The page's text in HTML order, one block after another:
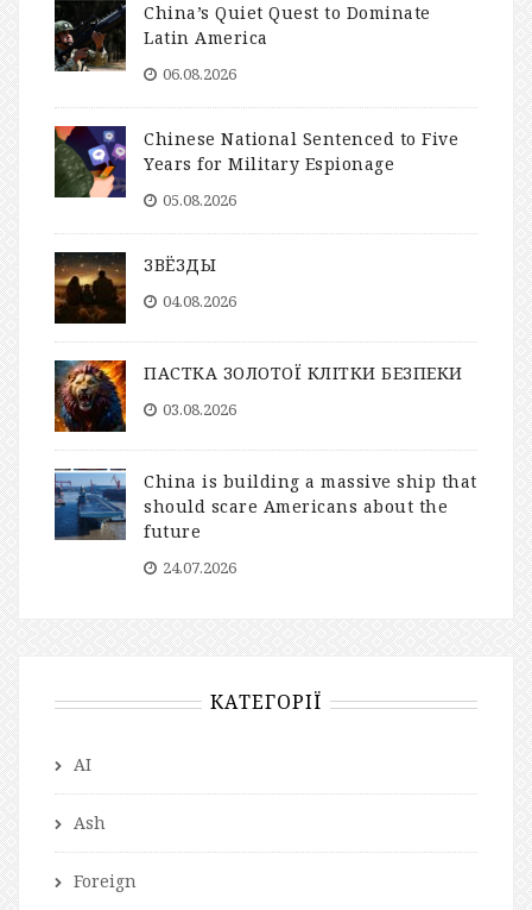
China’s Quiet Quest to Dominate
Latin America
06.08.2026
Chinese National Sentenced to Five
Years for Military Espionage
05.08.2026
ЗВЁЗДЫ
04.08.2026
ПАСТКА ЗОЛОТОЇ КЛІТКИ БЕЗПЕКИ
03.08.2026
China is building a massive ship that
should scare Americans about the
future
24.07.2026
КАТЕГОРІЇ
AI
Ash
Foreign